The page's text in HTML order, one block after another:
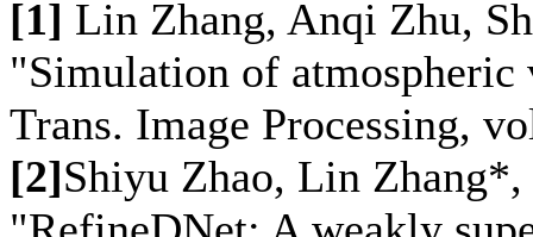
[1] Lin Zhang, Anqi Zhu,
"Simulation of
Trans. Image Processing,
[2]Shiyu Zhao, Lin